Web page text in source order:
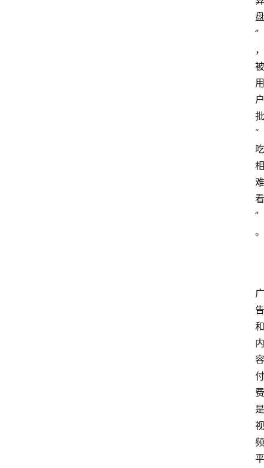
盘
”
，
被
用
户
批
“
吃
相
难
看
”
。
广
告
和
内
容
付
费
是
视
频
平